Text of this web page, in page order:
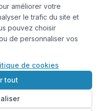
réservés.
améliorer votre
le trafic du site et
pouvez choisir
de personnaliser vos
de cookies
tout